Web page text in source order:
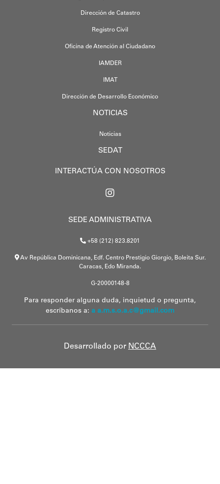
Dirección de Catastro
Registro Civil
Oficina de Atención al Ciudadano
IAMDER
IMAT
Dirección de Desarrollo Económico
NOTICIAS
Noticias
SEDAT
INTERACTÚA CON NOSOTROS
SEDE ADMINISTRATIVA
+58 (212) 823.8201
Av República Dominicana, Edf. Centro Prestigio Giorgio, Boleita Sur.
Caracas, Edo Miranda.
G-20000148-8
Para responder alguna duda, inquietud o pregunta,
escríbanos a: a a.m.s.o.a.c@gmail.com
Desarrollado por NCCCA